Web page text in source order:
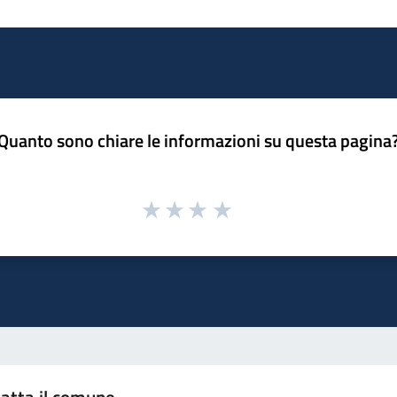
sono chiare le informazioni su questa